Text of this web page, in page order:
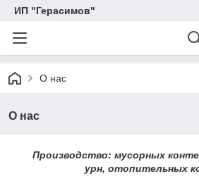
ИП "Герасимов"
О нас
О нас
Производство: мусорных
урн, отопительных